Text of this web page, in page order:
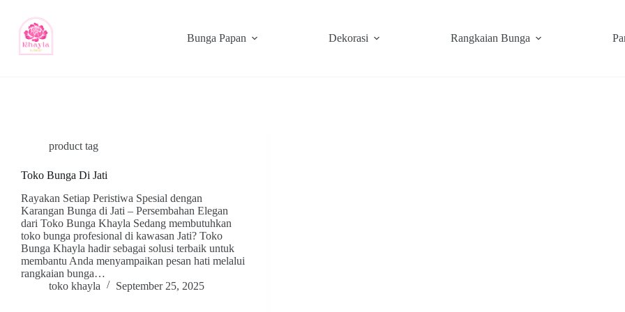
Bunga Papan Dekorasi Rangkaian Bunga
product tag
Toko Bunga Di Jati
Rayakan Setiap Peristiwa Spesial dengan
Karangan Bunga di Jati – Persembahan Elegan
dari Toko Bunga Khayla Sedang membutuhkan
toko bunga profesional di kawasan Jati? Toko
Bunga Khayla hadir sebagai solusi terbaik untuk
membantu Anda menyampaikan pesan hati melalui
rangkaian bunga…
toko khayla
September 25, 2025